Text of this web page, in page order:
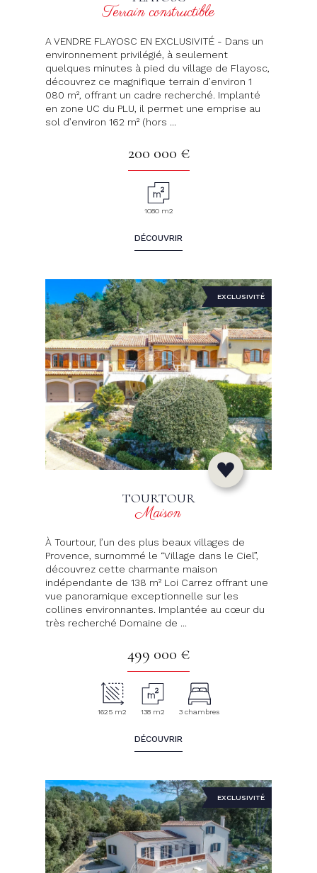
Terrain constructible
A VENDRE FLAYOSC EN EXCLUSIVITÉ - Dans un
environnement privilégié, à seulement
quelques minutes à pied du village de Flayosc,
découvrez ce magnifique terrain d’environ 1
080 m², offrant un cadre recherché. Implanté
en zone UC du PLU, il permet une emprise au
sol d’environ 162 m² (hors ...
200 000 €
1080 m2
DÉCOUVRIR
EXCLUSIVITÉ
TOURTOUR
Maison
À Tourtour, l’un des plus beaux villages de
Provence, surnommé le “Village dans le Ciel”,
découvrez cette charmante maison
indépendante de 138 m² Loi Carrez offrant une
vue panoramique exceptionnelle sur les
collines environnantes. Implantée au cœur du
très recherché Domaine de ...
499 000 €
1625 m2 138 m2 3 chambres
DÉCOUVRIR
EXCLUSIVITÉ